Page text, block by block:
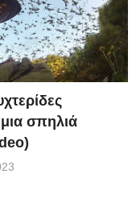
σπηλιά